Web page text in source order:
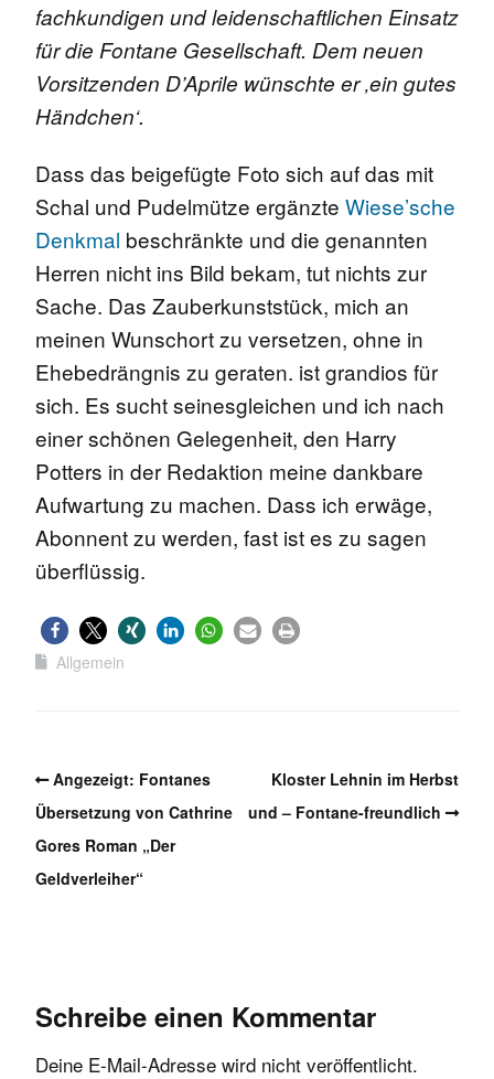
fachkundigen und leidenschaftlichen Einsatz
für die Fontane Gesellschaft. Dem neuen
Vorsitzenden D’Aprile wünschte er ‚ein gutes
Händchen‘.
Dass das beigefügte Foto sich auf das mit
Schal und Pudelmütze ergänzte Wiese’sche
Denkmal beschränkte und die genannten
Herren nicht ins Bild bekam, tut nichts zur
Sache. Das Zauberkunststück, mich an
meinen Wunschort zu versetzen, ohne in
Ehebedrängnis zu geraten. ist grandios für
sich. Es sucht seinesgleichen und ich nach
einer schönen Gelegenheit, den Harry
Potters in der Redaktion meine dankbare
Aufwartung zu machen. Dass ich erwäge,
Abonnent zu werden, fast ist es zu sagen
überflüssig.
Allgemein
Angezeigt: Fontanes
Übersetzung von Cathrine
Gores Roman „Der
Geldverleiher“
Kloster Lehnin im Herbst
und – Fontane-freundlich
Schreibe einen Kommentar
Deine E-Mail-Adresse wird nicht veröffentlicht.